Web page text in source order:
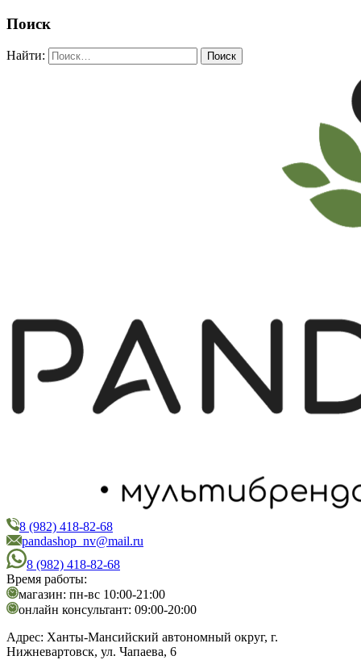
Поиск
Найти:
PandaShop
Интернет-магазин косметики
8 (982) 418-82-68
pandashop_nv@mail.ru
8 (982) 418-82-68
Время работы:
магазин: пн-вс 10:00-21:00
онлайн консультант: 09:00-20:00
Адрес: Ханты-Мансийский автономный округ, г.
Нижневартовск, ул. Чапаева, 6